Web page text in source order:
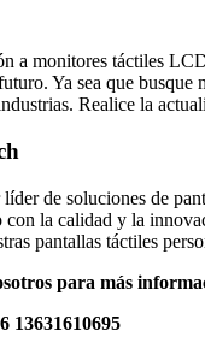
a monitores táctiles
Ya sea que
Realice la
de soluciones de
la calidad y la
pantallas táctiles
para más
13631610695